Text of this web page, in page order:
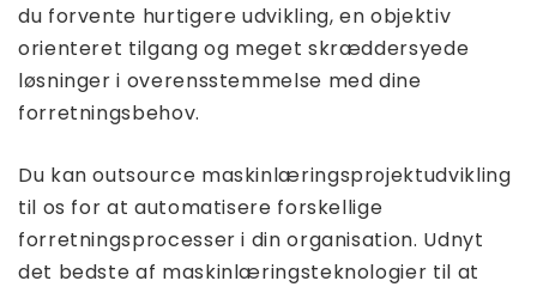
du forvente hurtigere udvikling, en objektiv
orienteret tilgang og meget skræddersyede
løsninger i overensstemmelse med dine
forretningsbehov.
Du kan outsource maskinlæringsprojektudvikling
til os for at automatisere forskellige
forretningsprocesser i din organisation. Udnyt
det bedste af maskinlæringsteknologier til at